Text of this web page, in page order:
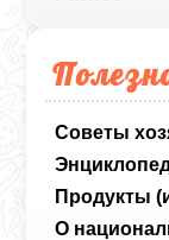
Советы
Продукты
О